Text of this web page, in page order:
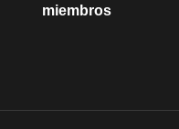
miembros